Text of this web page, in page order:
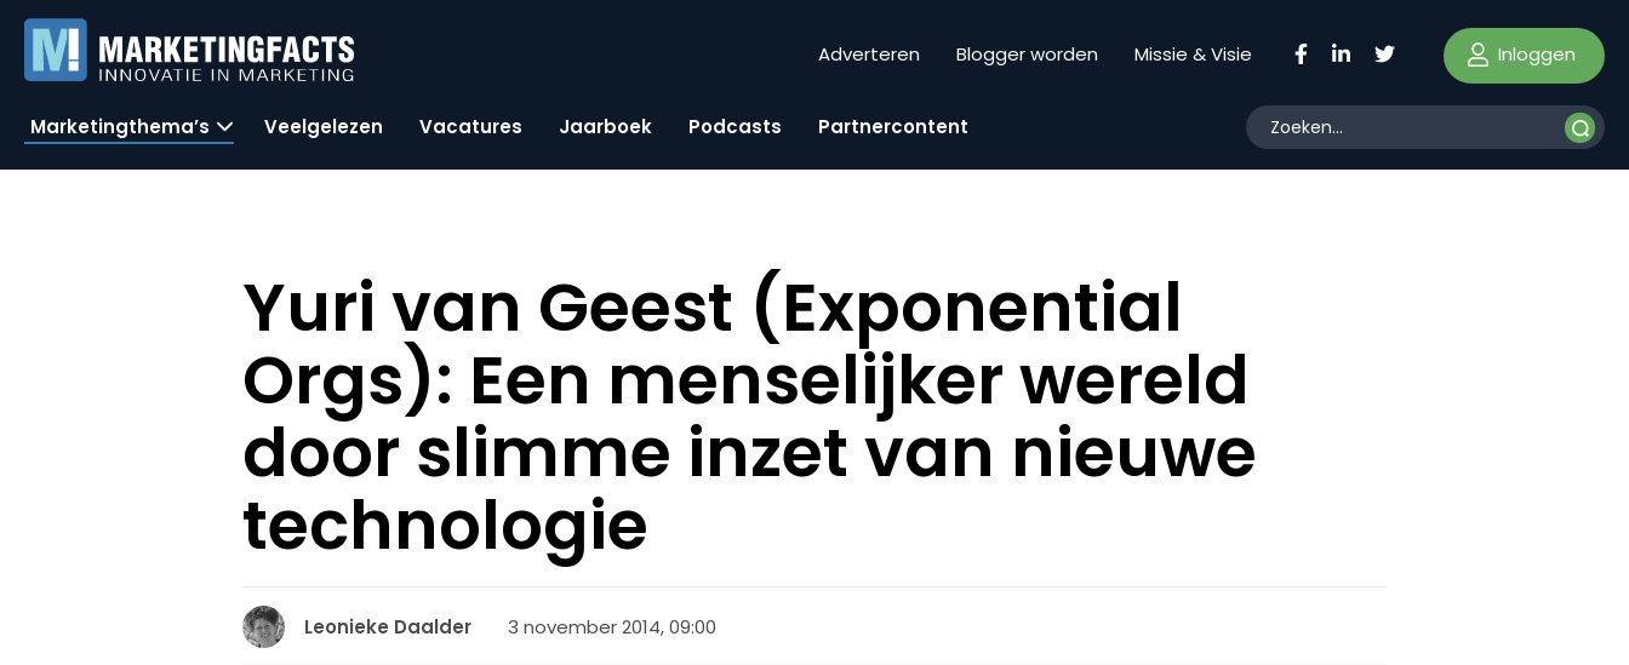
Adverteren Blogger worden Missie & Visie Inloggen
Marketingthema’s Veelgelezen Vacatures Jaarboek Podcasts Partnercontent
Yuri van Geest (Exponential
Orgs): Een menselijker wereld
door slimme inzet van nieuwe
technologie
Leonieke Daalder 3 november 2014, 09:00